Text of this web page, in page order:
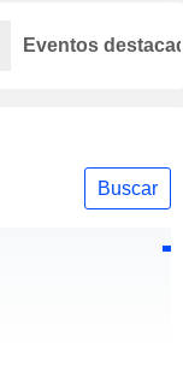
Buscar
Eventos